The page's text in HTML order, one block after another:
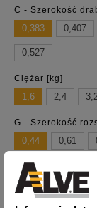
C - Szerokość
0,383 0,407
0,527
Ciężar [kg]
1,6 2,4
G - Szerokość
0,44 0,61
h - Wysokość
0,35 0,56